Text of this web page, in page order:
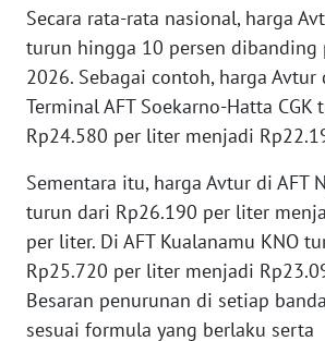
Secara rata-rata nasional, harga
turun hingga 10 persen dibanding
2026. Sebagai contoh, harga
Terminal AFT Soekarno-Hatta CGK
Rp24.580 per liter menjadi
Sementara itu, harga Avtur di AFT
turun dari Rp26.190 per liter
per liter. Di AFT Kualanamu KNO
Rp25.720 per liter menjadi
Besaran penurunan di setiap
sesuai formula yang berlaku serta
WN
BANTEN
WN
WN
KEPRI
WN